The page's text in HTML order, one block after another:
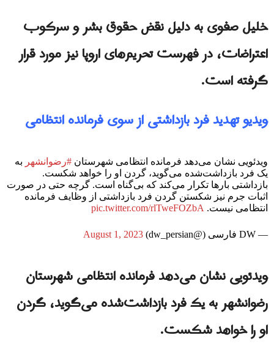
خلیل صفوی به دلیل نقض حقوق بشر و سرکوب
اعتراضات، در فهرست تحریم‌های اروپا نیز مورد قرار
گرفته است.
ویدیو تهدید فرد بازداشتی از سوی فرمانده انتظامی
ویدئویی نشان می‌دهد فرمانده انتظامی شهرستان #رضوانشهر به
یک فرد بازداشت‌شده می‌گوید، گردن او را خواهد شکست.
بازداشتی بارها تکرار می‌کند که بی‌گناه است. گرچه حتی در صورت
اثبات جرم نیز شکستن گردن فرد بازداشتی از وظایف فرمانده
انتظامی نیست. pic.twitter.com/rlTweFOZbA
— DW فارسی (@dw_persian) August 1, 2023
ویدئویی نشان می‌دهد فرمانده انتظامی شهرستان
رضوانشهر به یک فرد بازداشت‌شده می‌گوید، گردن
او را خواهد شکست.